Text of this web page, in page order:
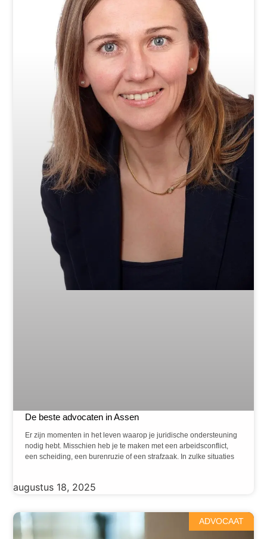
De beste advocaten in Assen
Er zijn momenten in het leven waarop je juridische ondersteuning
nodig hebt. Misschien heb je te maken met een arbeidsconflict,
een scheiding, een burenruzie of een strafzaak. In zulke situaties
augustus 18, 2025
ADVOCAAT